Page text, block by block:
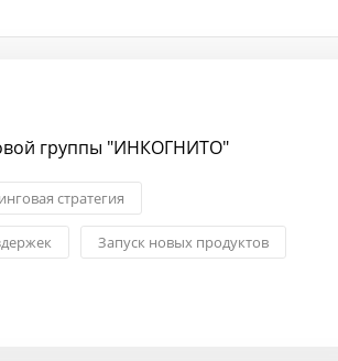
группы "ИНКОГНИТО"
стратегия
Запуск новых продуктов